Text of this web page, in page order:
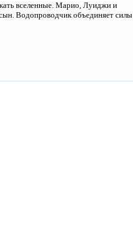
вселенные. Марио, Луиджи и
Водопроводчик объединяет силы